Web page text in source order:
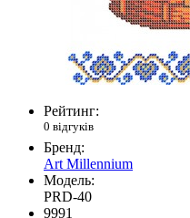
Рейтинг:
0 відгуків
Бренд:
Art Millennium
Модель:
PRD-40
9991